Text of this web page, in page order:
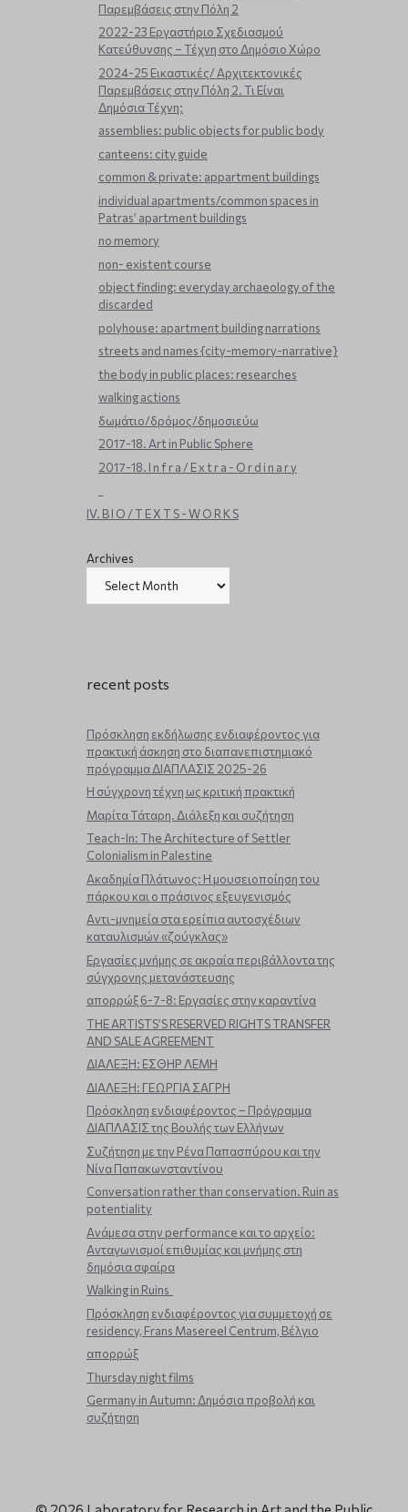
Παρεμβάσεις στην Πόλη 2
2022-23 Εργαστήριο Σχεδιασμού
Κατεύθυνσης – Τέχνη στο Δημόσιο Χώρο
2024-25 Εικαστικές/ Αρχιτεκτονικές
Παρεμβάσεις στην Πόλη 2. Τι Είναι
Δημόσια Τέχνη;
assemblies: public objects for public body
canteens: city guide
common & private: appartment buildings
individual apartments/common spaces in
Patras’ apartment buildings
no memory
non- existent course
object finding: everyday archaeology of the
discarded
polyhouse: apartment building narrations
streets and names {city-memory-narrative}
the body in public places: researches
walking actions
δωμάτιο/δρόμος/δημοσιεύω
2017-18. Art in Public Sphere
2017-18. I n f r a / E x t r a - O r d i n a r y
IV. B I O / T E X T S - W O R K S
Archives
recent posts
Πρόσκληση εκδήλωσης ενδιαφέροντος για
πρακτική άσκηση στο διαπανεπιστημιακό
πρόγραμμα ΔΙΑΠΛΑΣΙΣ 2025-26
Η σύγχρονη τέχνη ως κριτική πρακτική
Μαρίτα Τάταρη. Διάλεξη και συζήτηση
Teach-In: The Architecture of Settler
Colonialism in Palestine
Ακαδημία Πλάτωνος: Η μουσειοποίηση του
πάρκου και ο πράσινος εξευγενισμός
Aντι-μνημεία στα ερείπια αυτοσχέδιων
καταυλισμών «ζούγκλας»
Εργασίες μνήμης σε ακραία περιβάλλοντα της
σύγχρονης μετανάστευσης
απορρώξ 6-7-8: Εργασίες στην καραντίνα
THE ARTISTS’S RESERVED RIGHTS TRANSFER
AND SALE AGREEMENT
ΔΙΑΛΕΞΗ: ΕΣΘΗΡ ΛΕΜΗ
ΔΙΑΛΕΞΗ: ΓΕΩΡΓΙΑ ΣΑΓΡΗ
Πρόσκληση ενδιαφέροντος – Πρόγραμμα
ΔΙΑΠΛΑΣΙΣ της Βουλής των Ελλήνων
Συζήτηση με την Ρένα Παπασπύρου και την
Νίνα Παπακωνσταντίνου
Conversation rather than conservation. Ruin as
potentiality
Ανάμεσα στην performance και το αρχείο:
Ανταγωνισμοί επιθυμίας και μνήμης στη
δημόσια σφαίρα
Walking in Ruins
Πρόσκληση ενδιαφέροντος για συμμετοχή σε
residency, Frans Masereel Centrum, Βέλγιο
απορρώξ
Thursday night films
Germany in Autumn: Δημόσια προβολή και
συζήτηση